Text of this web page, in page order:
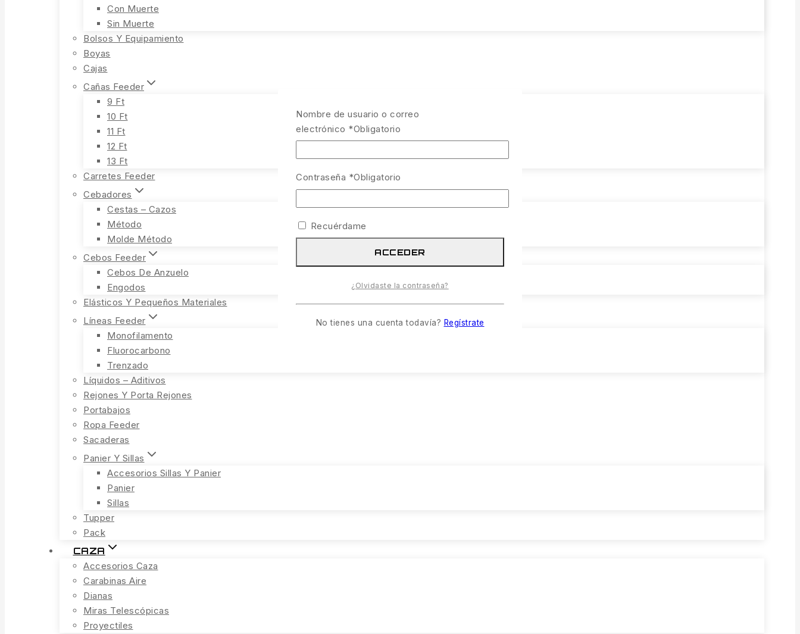
Con Muerte
Sin Muerte
Bolsos Y Equipamiento
Boyas
Cajas
Cañas Feeder
9 Ft
10 Ft
11 Ft
12 Ft
13 Ft
Carretes Feeder
Cebadores
Cestas – Cazos
Método
Molde Método
Cebos Feeder
Cebos De Anzuelo
Engodos
Elásticos Y Pequeños Materiales
Líneas Feeder
Monofilamento
Fluorocarbono
Trenzado
Líquidos – Aditivos
Rejones Y Porta Rejones
Portabajos
Ropa Feeder
Sacaderas
Panier Y Sillas
Accesorios Sillas Y Panier
Panier
Sillas
Tupper
Pack
CAZA
Accesorios Caza
Carabinas Aire
Dianas
Miras Telescópicas
Proyectiles
Nombre de usuario o correo
electrónico *Obligatorio
Contraseña *Obligatorio
Recuérdame
ACCEDER
¿Olvidaste la contraseña?
No tienes una cuenta todavía? Regístrate